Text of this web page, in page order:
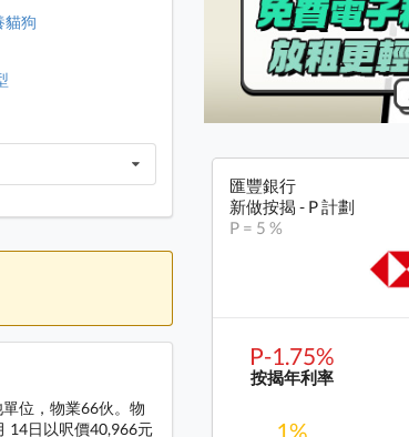
貓狗
位，物業66伙。物
14日以呎價40,966元
匯豐銀行
新做按揭 - P 計劃
P = 5 %
P-1.75%
按揭年利率
1%